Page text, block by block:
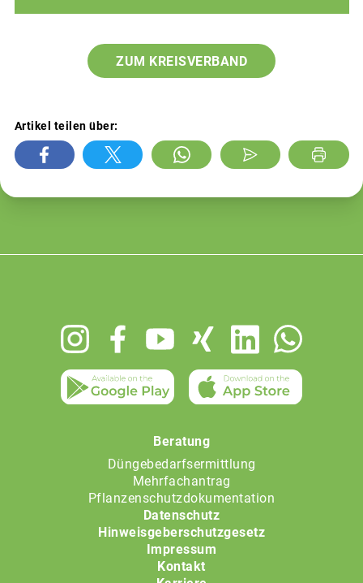
ZUM KREISVERBAND
Artikel teilen über:
Beratung
Düngebedarfsermittlung
Mehrfachantrag
Pflanzenschutzdokumentation
Datenschutz
Hinweisgeberschutzgesetz
Impressum
Kontakt